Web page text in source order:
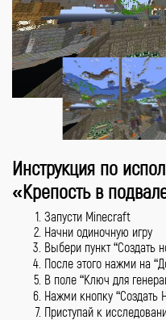
Инструкция по
«Крепость в
Запусти Minecraft
Начни одиночную игру
Выбери пункт
После этого нажми на
В поле “Ключ для
Нажми кнопку “Создать
Приступай к